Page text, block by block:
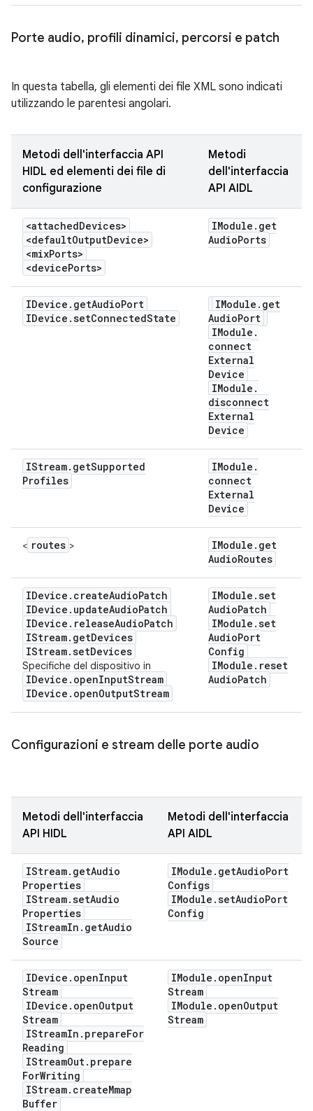
Porte audio, profili dinamici, percorsi e patch
In questa tabella, gli elementi dei file XML sono indicati
utilizzando le parentesi angolari.
Metodi dell'interfaccia API
HIDL ed elementi dei file di
configurazione
Metodi
dell'interfaccia
API AIDL
<attachedDevices>
<defaultOutputDevice>
<mixPorts>
<devicePorts>
IModule . get
AudioPorts
IDevice . getAudioPort
IDevice .setConnectedState
IModule . get
AudioPort
IModule .
connect
External
Device
IModule .
disconnect
External
Device
IStream. getSupported
Profiles
IModule .
connect
External
Device
< routes > IModule . get
AudioRoutes
IDevice . createAudioPatch
IDevice . updateAudioPatch
IDevice . releaseAudioPatch
IStream. getDevices
IStream.setDevices
Specifiche del dispositivo in
IDevice . openInputStream
IDevice . openOutputStream
IModule .set
AudioPatch
IModule .set
AudioPort
Config
IModule . reset
AudioPatch
Configurazioni e stream delle porte audio
Metodi dell'interfaccia
API HIDL
Metodi dell'interfaccia
API AIDL
IStream. getAudio
Properties
IStream.setAudio
Properties
IStreamIn . getAudio
Source
IModule . getAudioPort
Configs
IModule .setAudioPort
Config
IDevice . openInput
Stream
IDevice . openOutput
Stream
IStreamIn . prepareFor
Reading
IStreamOut. prepare
ForWriting
IStream. createMmap
Buffer
IModule . openInput
Stream
IModule . openOutput
Stream